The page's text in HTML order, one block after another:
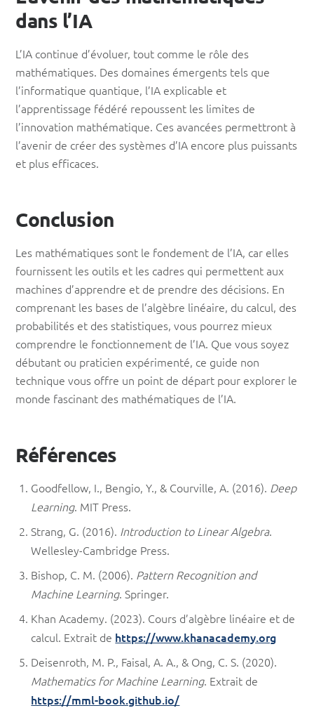
dans l’IA
L’IA continue d’évoluer, tout comme le rôle des
mathématiques. Des domaines émergents tels que
l’informatique quantique, l’IA explicable et
l’apprentissage fédéré repoussent les limites de
l’innovation mathématique. Ces avancées permettront à
l’avenir de créer des systèmes d’IA encore plus puissants
et plus efficaces.
Conclusion
Les mathématiques sont le fondement de l’IA, car elles
fournissent les outils et les cadres qui permettent aux
machines d’apprendre et de prendre des décisions. En
comprenant les bases de l’algèbre linéaire, du calcul, des
probabilités et des statistiques, vous pourrez mieux
comprendre le fonctionnement de l’IA. Que vous soyez
débutant ou praticien expérimenté, ce guide non
technique vous offre un point de départ pour explorer le
monde fascinant des mathématiques de l’IA.
Références
Goodfellow, I., Bengio, Y., & Courville, A. (2016). Deep
Learning. MIT Press.
Strang, G. (2016). Introduction to Linear Algebra.
Wellesley-Cambridge Press.
Bishop, C. M. (2006). Pattern Recognition and
Machine Learning. Springer.
Khan Academy. (2023). Cours d’algèbre linéaire et de
calcul. Extrait de https://www.khanacademy.org
Deisenroth, M. P., Faisal, A. A., & Ong, C. S. (2020).
Mathematics for Machine Learning. Extrait de
https://mml-book.github.io/